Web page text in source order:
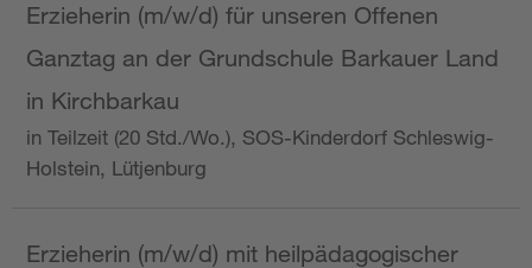
Erzieherin (m/w/d) für unseren Offenen
Ganztag an der Grundschule Barkauer Land
in Kirchbarkau
in Teilzeit (20 Std./Wo.), SOS-Kinderdorf Schleswig-
Holstein, Lütjenburg
Erzieherin (m/w/d) mit heilpädagogischer